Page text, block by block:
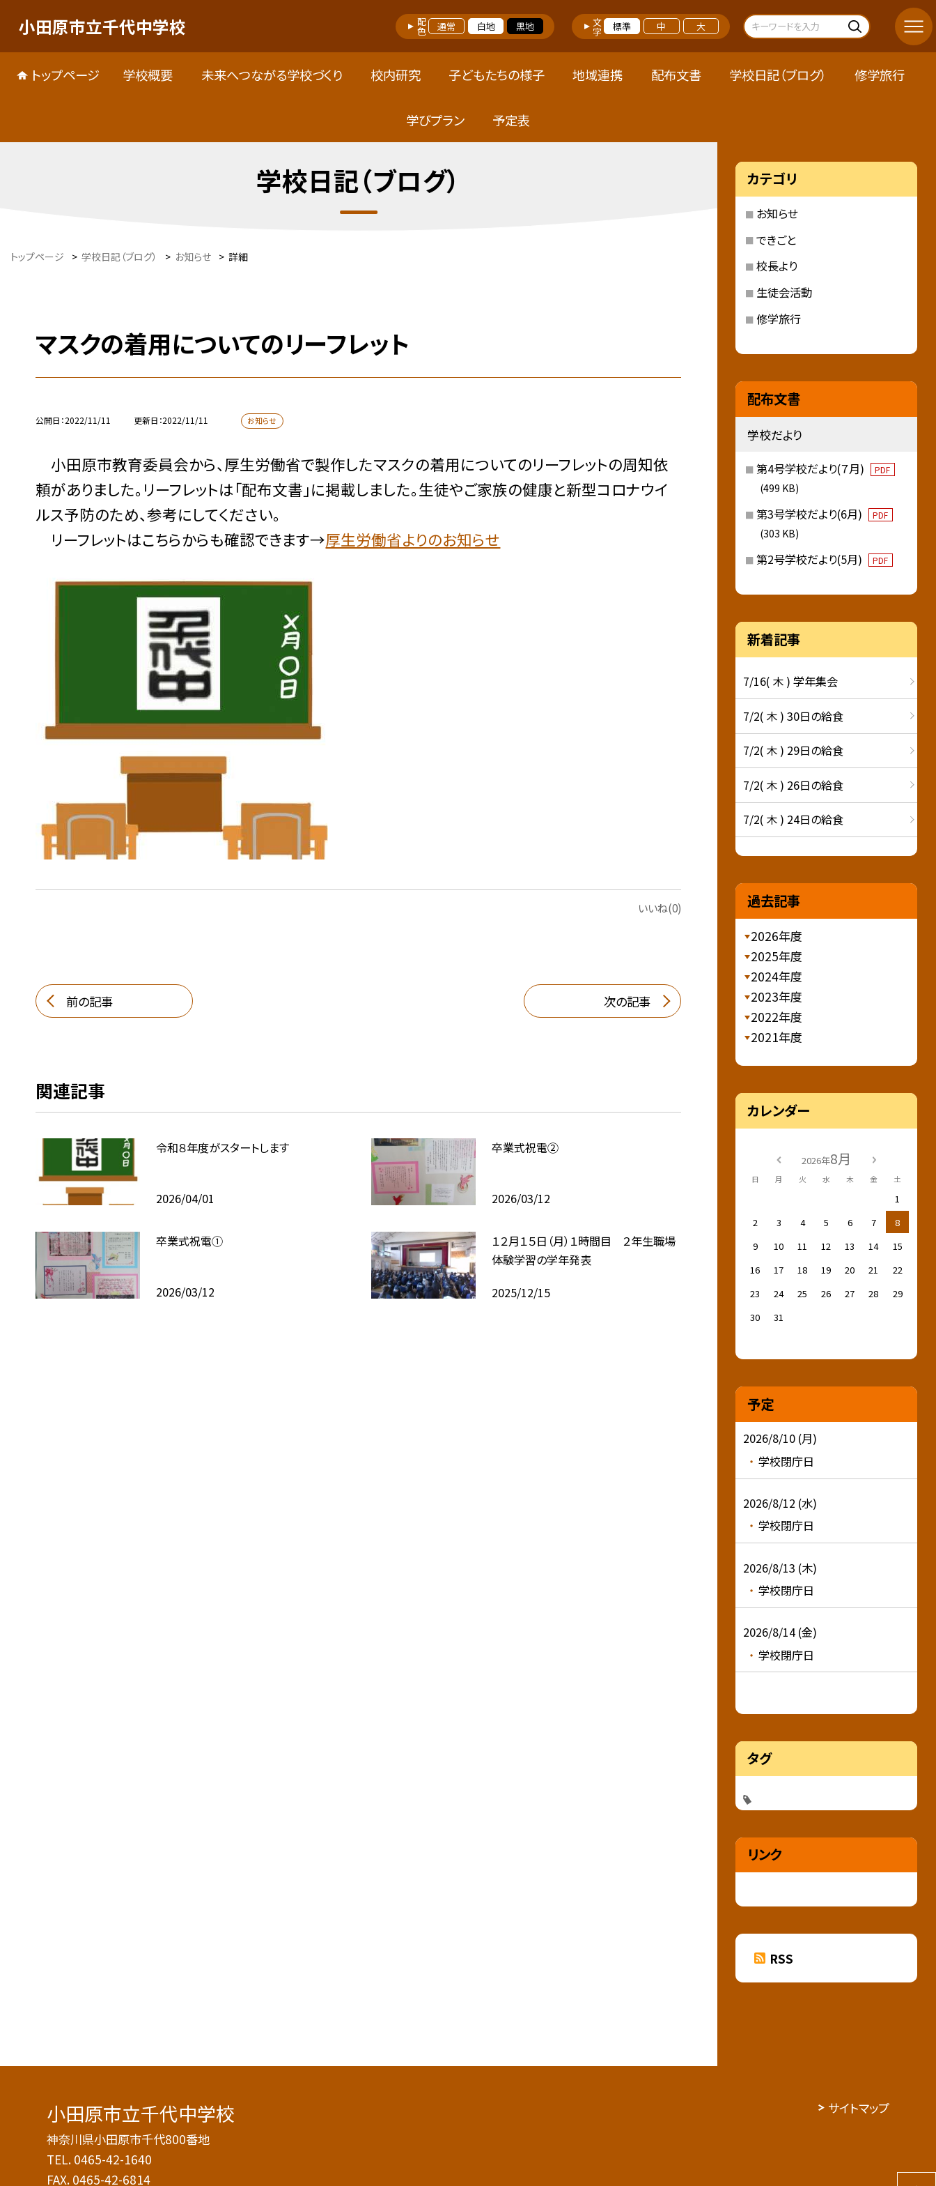
小田原市立千代中学校 配色 通常 白地 黒地 文字 標準 中 大
トップページ 学校概要 未来へつながる学校づくり 校内研究 子どもたちの様子 地域連携 配布文書 学校日記（ブログ） 修学旅行
学びプラン 予定表
学校日記（ブログ）
トップページ > 学校日記（ブログ） > お知らせ > 詳細
マスクの着用についてのリーフレット
公開日 2022/11/11 更新日 2022/11/11 お知らせ
小田原市教育委員会から、厚生労働省で製作したマスクの着用についてのリーフレットの周知依
頼がありました。リーフレットは「配布文書」に掲載しました。生徒やご家族の健康と新型コロナウイ
ルス予防のため、参考にしてください。
リーフレットはこちらからも確認できます→厚生労働省よりのお知らせ
いいね(0)
前の記事 次の記事
関連記事
令和８年度がスタートします
2026/04/01
卒業式祝電②
2026/03/12
卒業式祝電①
2026/03/12
１２月１５日（月）１時間目 ２年生職場
体験学習の学年発表
2025/12/15
カテゴリ
お知らせ
できごと
校長より
生徒会活動
修学旅行
配布文書
学校だより
第4号学校だより(７月) PDF
(499 KB)
第3号学校だより(6月) PDF
(303 KB)
第2号学校だより(5月) PDF
新着記事
7/16( 木 ) 学年集会
7/2( 木 ) 30日の給食
7/2( 木 ) 29日の給食
7/2( 木 ) 26日の給食
7/2( 木 ) 24日の給食
過去記事
2026年度
2025年度
2024年度
2023年度
2022年度
2021年度
カレンダー
2026年8月
日 月 火 水 木 金 土
1
2
3 4 5 6 7
8
9
10 11 12 13 14
15
16
17 18 19 20 21
22
23
24 25 26 27 28
29
30
31
予定
2026/8/10 (月)
学校閉庁日
2026/8/12 (水)
学校閉庁日
2026/8/13 (木)
学校閉庁日
2026/8/14 (金)
学校閉庁日
タグ
リンク
RSS
小田原市立千代中学校
神奈川県小田原市千代800番地
TEL. 0465-42-1640
FAX. 0465-42-6814
サイトマップ